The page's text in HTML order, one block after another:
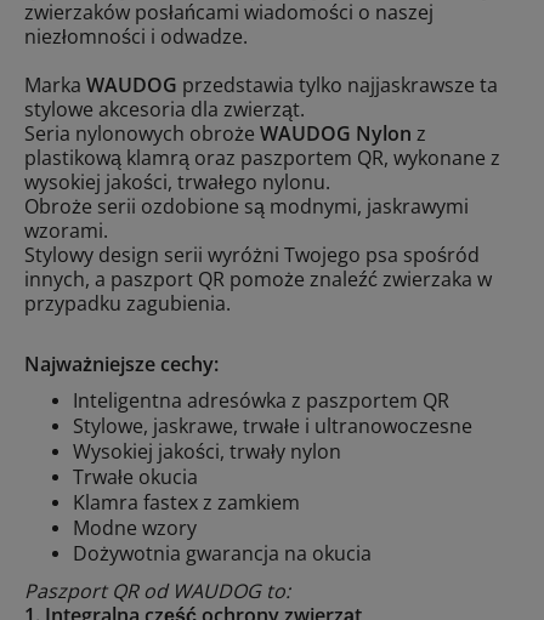
zwierzaków posłańcami wiadomości o naszej
niezłomności i odwadze.
Marka WAUDOG przedstawia tylko najjaskrawsze ta
stylowe akcesoria dla zwierząt.
Seria nylonowych obroże WAUDOG Nylon z
plastikową klamrą oraz paszportem QR, wykonane z
wysokiej jakości, trwałego nylonu.
Obroże serii ozdobione są modnymi, jaskrawymi
wzorami.
Stylowy design serii wyróżni Twojego psa spośród
innych, a paszport QR pomoże znaleźć zwierzaka w
przypadku zagubienia.
Najważniejsze cechy:
Inteligentna adresówka z paszportem QR
Stylowe, jaskrawe, trwałe i ultranowoczesne
Wysokiej jakości, trwały nylon
Trwałe okucia
Klamra fastex z zamkiem
Modne wzory
Dożywotnia gwarancja na okucia
Paszport QR od WAUDOG to: